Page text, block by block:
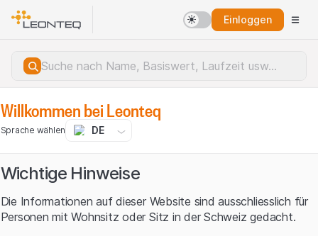
Einloggen
Willkommen bei Leonteq
Sprache wählen DE
Wichtige Hinweise
Die Informationen auf dieser Website sind ausschliesslich für
Personen mit Wohnsitz oder Sitz in der Schweiz gedacht.